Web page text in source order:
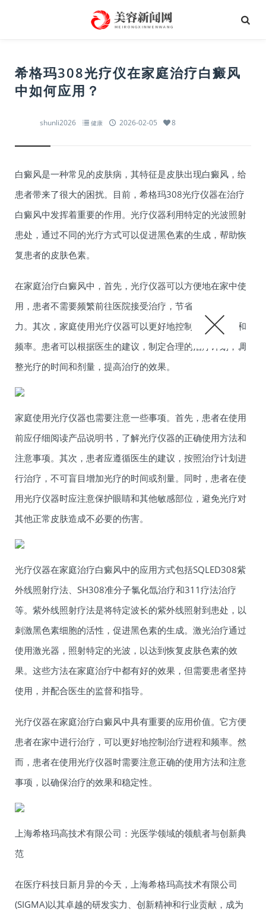
希格玛​308光疗仪在家庭治疗白癜风
中如何应用？
shunli2026 健康 2026-02-05 8
白癜风是一种常见的皮肤病，其特征是皮肤出现白癜风，给
患者带来了很大的困扰。目前，希格玛308光疗仪器在治疗
白癜风中发挥着重要的作用。光疗仪器利用特定的光波照射
患处，通过不同的光疗方式可以促进黑色素的生成，帮助恢
复患者的皮肤色素。
在家庭治疗白癜风中，首先，光疗仪器可以方便地在家中使
用，患者不需要频繁前往医院接受治疗，节省了时间和精
力。其次，家庭使用光疗仪器可以更好地控制治疗的进程和
频率。患者可以根据医生的建议，制定合理的治疗计划，调
整光疗的时间和剂量，提高治疗的效果。
家庭使用光疗仪器也需要注意一些事项。首先，患者在使用
前应仔细阅读产品说明书，了解光疗仪器的正确使用方法和
注意事项。其次，患者应遵循医生的建议，按照治疗计划进
行治疗，不可盲目增加光疗的时间或剂量。同时，患者在使
用光疗仪器时应注意保护眼睛和其他敏感部位，避免光疗对
其他正常皮肤造成不必要的伤害。
光疗仪器在家庭治疗白癜风中的应用方式包括SQLED308紫
外线照射疗法、SH308准分子氯化氙治疗和311疗法治疗
等。紫外线照射疗法是将特定波长的紫外线照射到患处，以
刺激黑色素细胞的活性，促进黑色素的生成。激光治疗通过
使用激光器，照射特定的光波，以达到恢复皮肤色素的效
果。这些方法在家庭治疗中都有好的效果，但需要患者坚持
使用，并配合医生的监督和指导。
光疗仪器在家庭治疗白癜风中具有重要的应用价值。它方便
患者在家中进行治疗，可以更好地控制治疗进程和频率。然
而，患者在使用光疗仪器时需要注意正确的使用方法和注意
事项，以确保治疗的效果和稳定性。
上海希格玛高技术有限公司：光医学领域的领航者与创新典
范
在医疗科技日新月异的今天，上海希格玛高技术有限公司
(SIGMA)以其卓越的研发实力、创新精神和行业贡献，成为